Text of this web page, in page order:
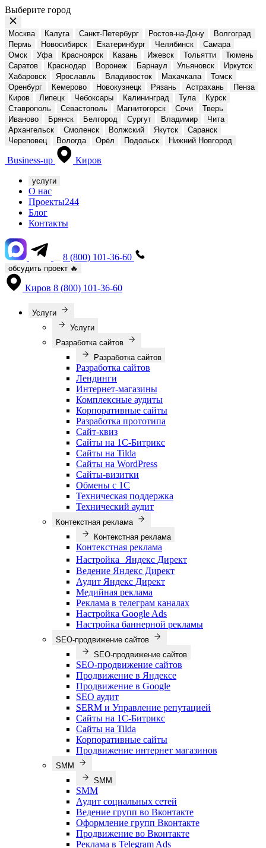
Выберите город
Москва Калуга Санкт-Петербург Ростов-на-Дону
Волгоград
Пермь
Новосибирск Екатеринбург Челябинск
Самара
Омск
Уфа Красноярск Казань Ижевск Тольятти
Тюмень
Саратов
Краснодар Воронеж Барнаул Ульяновск
Иркутск
Хабаровск
Ярославль Владивосток Махачкала
Томск
Оренбург
Кемерово Новокузнецк Рязань Астрахань
Пенза
Киров
Липецк Чебоксары Калининград Тула
Курск
Ставрополь
Севастополь Магнитогорск Сочи
Тверь
Иваново
Брянск Белгород Сургут Владимир
Чита
Архангельск
Смоленск Волжский Якутск
Саранск
Череповец
Вологда Орёл Подольск Нижний Новгород
Business-up Киров
услуги
О нас
Проекты244
Блог
Контакты
8 (800) 101-36-60
обсудить проект 🔥
Киров 8 (800) 101-36-60
Услуги
Услуги
Разработка сайтов
Разработка сайтов
Разработка сайтов
Лендинги
Интернет-магазины
Комплексные аудиты
Корпоративные сайты
Разработка прототипа
Сайт-квиз
Сайты на 1С-Битрикс
Сайты на Tilda
Сайты на WordPress
Сайты-визитки
Обмены с 1С
Техническая поддержка
Технический аудит
Контекстная реклама
Контекстная реклама
Контекстная реклама
Настройка Яндекс Директ
Ведение Яндекс Директ
Аудит Яндекс Директ
Медийная реклама
Реклама в телеграм каналах
Настройка Google Ads
Настройка баннерной рекламы
SEO-продвижение сайтов
SEO-продвижение сайтов
SEO-продвижение сайтов
Продвижение в Яндексе
Продвижение в Google
SEO аудит
SERM и Управление репутацией
Сайты на 1С-Битрикс
Сайты на Tilda
Корпоративные сайты
Продвижение интернет магазинов
SMM
SMM
SMM
Аудит социальных сетей
Ведение групп во Вконтакте
Оформление групп Вконтакте
Продвижение во Вконтакте
Реклама в Telegram Ads